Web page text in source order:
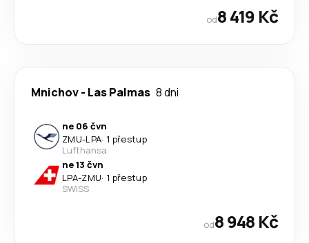
od8 419 Kč
Mnichov- Las Palmas 8 dni
ne 06 čvn
ZMU-LPA· 1 přestup
Lufthansa
ne 13 čvn
LPA-ZMU· 1 přestup
SWISS
od8 948 Kč